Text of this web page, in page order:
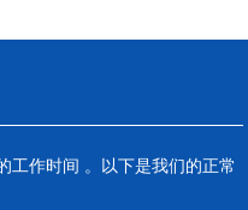
工作时间 。以下是我们的正常